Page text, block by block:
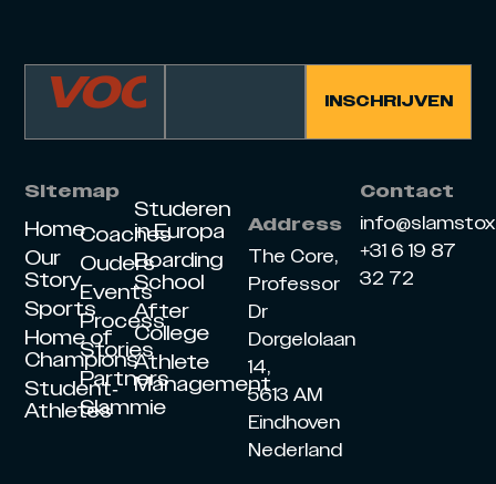
Sitemap
Home
Our
Story
Sports
Home of
Champions
Student-
Athletes
Coaches
Ouders
Events
Process
Stories
Partners
Slammie
Studeren
in Europa
Boarding
School
After
College
Athlete
Management
Address
The Core,
Professor
Dr
Dorgelolaan
14,
5613 AM
Eindhoven
Nederland
Contact
+31 6 19 87
32 72